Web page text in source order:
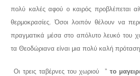
πολύ καλές αφού ο καιρός προβλέπεται
θερμοκρασίες. Όσοι λοιπόν θέλουν να
πραγματικά μέσα στο απόλυτο λευκό του
τα Θεοδώριανα είναι μια πολύ καλή πρόταση.
Οι τρεις ταβέρνες του χωριού ” το